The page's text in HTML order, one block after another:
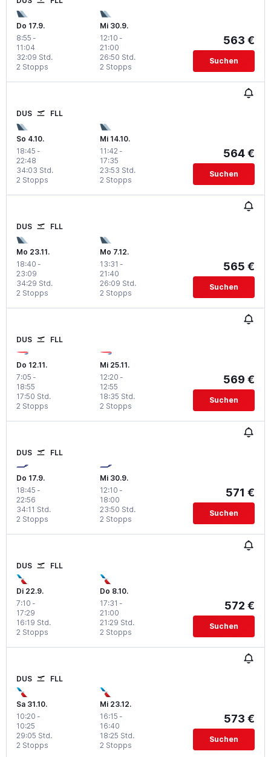
Do 17.9.
8:55 -
11:04
2 Stopps
32:09 Std.
Mi 30.9.
12:10 -
21:00
2 Stopps
26:50 Std.
563 €
Suchen
DUS FLL
So 4.10.
18:45 -
22:48
2 Stopps
34:03 Std.
Mi 14.10.
11:42 -
17:35
2 Stopps
23:53 Std.
564 €
Suchen
DUS FLL
Mo 23.11.
18:40 -
23:09
2 Stopps
34:29 Std.
Mo 7.12.
13:31 -
21:40
2 Stopps
26:09 Std.
565 €
Suchen
DUS FLL
Do 12.11.
7:05 -
18:55
2 Stopps
17:50 Std.
Mi 25.11.
12:20 -
12:55
2 Stopps
18:35 Std.
569 €
Suchen
DUS FLL
Do 17.9.
18:45 -
22:56
2 Stopps
34:11 Std.
Mi 30.9.
12:10 -
18:00
2 Stopps
23:50 Std.
571 €
Suchen
DUS FLL
Di 22.9.
7:10 -
17:29
2 Stopps
16:19 Std.
Do 8.10.
17:31 -
21:00
2 Stopps
21:29 Std.
572 €
Suchen
DUS FLL
Sa 31.10.
10:20 -
10:25
2 Stopps
29:05 Std.
Mi 23.12.
16:15 -
16:40
2 Stopps
18:25 Std.
573 €
Suchen